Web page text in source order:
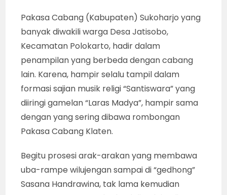
Pakasa Cabang (Kabupaten) Sukoharjo yang
banyak diwakili warga Desa Jatisobo,
Kecamatan Polokarto, hadir dalam
penampilan yang berbeda dengan cabang
lain. Karena, hampir selalu tampil dalam
formasi sajian musik religi “Santiswara” yang
diiringi gamelan “Laras Madya”, hampir sama
dengan yang sering dibawa rombongan
Pakasa Cabang Klaten.
Begitu prosesi arak-arakan yang membawa
uba-rampe wilujengan sampai di “gedhong”
Sasana Handrawina, tak lama kemudian